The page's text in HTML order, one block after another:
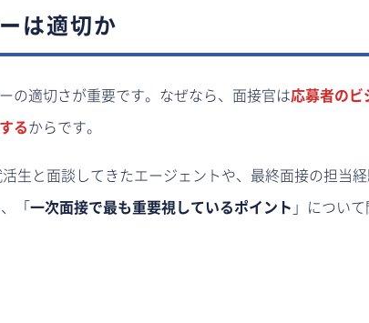
は適切か
の適切さが重要です。なぜなら、面接官は応募者のビ
るからです。
生と面談してきたエージェントや、最終面接の担当
「 一次面接で最も重要視しているポイント 」につい